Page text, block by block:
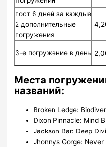
пост 6 дней за каждые
2 дополнительные
погружения
3-е погружение в день
Места
названий:
Broken Ledge:
Dixon Pinnacle: Mind
Jackson Bar: Deep
Jhonnys Gorge: Never